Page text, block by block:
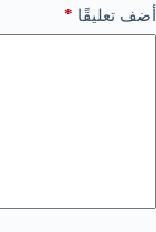
أضف تعليقًا *